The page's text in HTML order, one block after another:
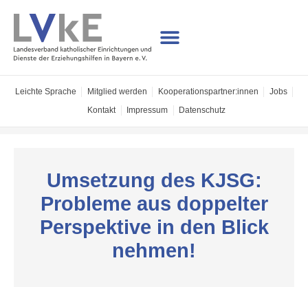
Leichte Sprache Mitglied werden Kooperations­partner:innen Jobs
Kontakt Impressum Datenschutz
Umsetzung des KJSG:
Probleme aus doppelter
Perspektive in den Blick
nehmen!